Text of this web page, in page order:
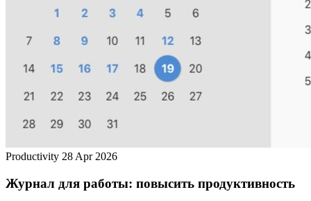
Productivity 28 Apr 2026
Журнал для работы: повысить продуктивность